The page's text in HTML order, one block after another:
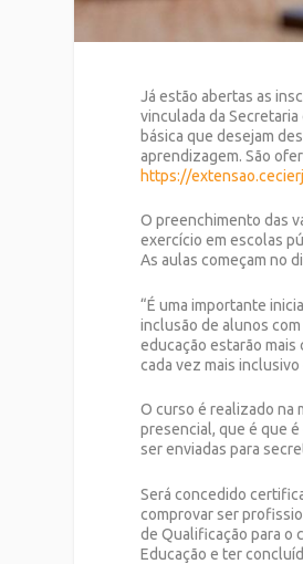
Já estão abertas as
vinculada da
básica que desejam
aprendizagem. São
https://
O preenchimento das
exercício em escolas
As aulas começam no
“É uma importante
inclusão de alunos
educação estarão
cada vez mais
O curso é realizado na
presencial, que é que
ser enviadas para
Será concedido
comprovar ser
de Qualificação para o
Educação e ter